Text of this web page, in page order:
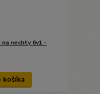
na nechty 6v1 -
košíka